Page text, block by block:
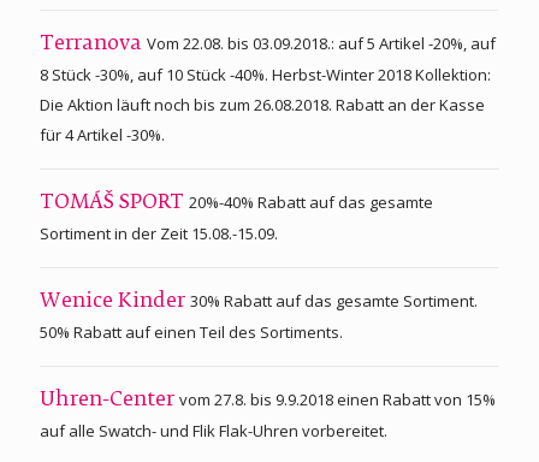
Terranova Vom 22.08. bis 03.09.2018.: auf 5 Artikel -20%, auf
8 Stück -30%, auf 10 Stück -40%. Herbst-Winter 2018 Kollektion:
Die Aktion läuft noch bis zum 26.08.2018. Rabatt an der Kasse
für 4 Artikel -30%.
TOMÁŠ SPORT 20%-40% Rabatt auf das gesamte
Sortiment in der Zeit 15.08.-15.09.
Wenice Kinder 30% Rabatt auf das gesamte Sortiment.
50% Rabatt auf einen Teil des Sortiments.
Uhren-Center vom 27.8. bis 9.9.2018 einen Rabatt von 15%
auf alle Swatch- und Flik Flak-Uhren vorbereitet.